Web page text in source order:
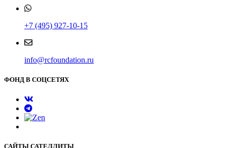
+7 (495) 927-10-15
info@rcfoundation.ru
ФОНД В СОЦСЕТЯХ
САЙТЫ САТЕЛЛИТЫ